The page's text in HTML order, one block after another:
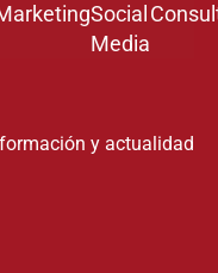
Social
Media
y actualidad